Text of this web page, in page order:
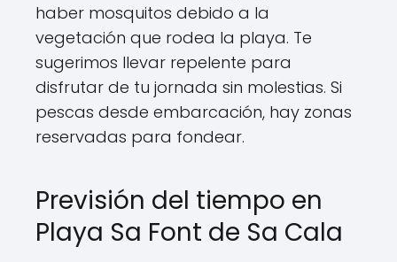
haber mosquitos debido a la
vegetación que rodea la playa. Te
sugerimos llevar repelente para
disfrutar de tu jornada sin molestias. Si
pescas desde embarcación, hay zonas
reservadas para fondear.
Previsión del tiempo en
Playa Sa Font de Sa Cala